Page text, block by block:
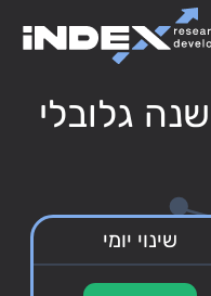
גלובלי
שינוי יומי